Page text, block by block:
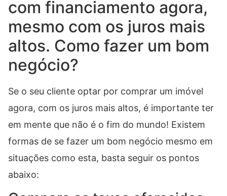
com financiamento agora,
mesmo com os juros mais
altos. Como fazer um bom
negócio?
Se o seu cliente optar por comprar um imóvel
agora, com os juros mais altos, é importante ter
em mente que não é o fim do mundo! Existem
formas de se fazer um bom negócio mesmo em
situações como esta, basta seguir os pontos
abaixo: